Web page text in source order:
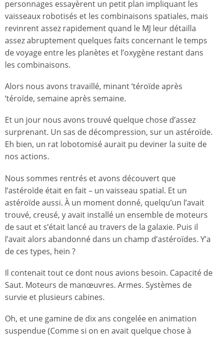
personnages essayèrent un petit plan impliquant les
vaisseaux robotisés et les combinaisons spatiales, mais
revinrent assez rapidement quand le MJ leur détailla
assez abruptement quelques faits concernant le temps
de voyage entre les planètes et l’oxygène restant dans
les combinaisons.
Alors nous avons travaillé, minant ‘téroïde après
‘téroïde, semaine après semaine.
Et un jour nous avons trouvé quelque chose d’assez
surprenant. Un sas de décompression, sur un astéroïde.
Eh bien, un rat lobotomisé aurait pu deviner la suite de
nos actions.
Nous sommes rentrés et avons découvert que
l’astéroïde était en fait – un vaisseau spatial. Et un
astéroïde aussi. À un moment donné, quelqu’un l’avait
trouvé, creusé, y avait installé un ensemble de moteurs
de saut et s’était lancé au travers de la galaxie. Puis il
l’avait alors abandonné dans un champ d’astéroïdes. Y’a
de ces types, hein ?
Il contenait tout ce dont nous avions besoin. Capacité de
Saut. Moteurs de manœuvres. Armes. Systèmes de
survie et plusieurs cabines.
Oh, et une gamine de dix ans congelée en animation
suspendue (Comme si on en avait quelque chose à